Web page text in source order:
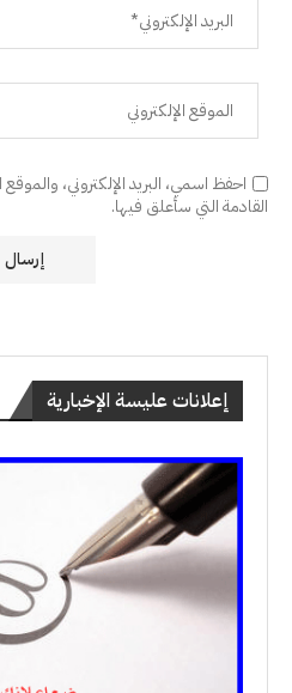
احفظ اسمي، البريد الإلكتروني،
القادمة التي سأعلق فيها.
إعلانات عليسة الإخبارية